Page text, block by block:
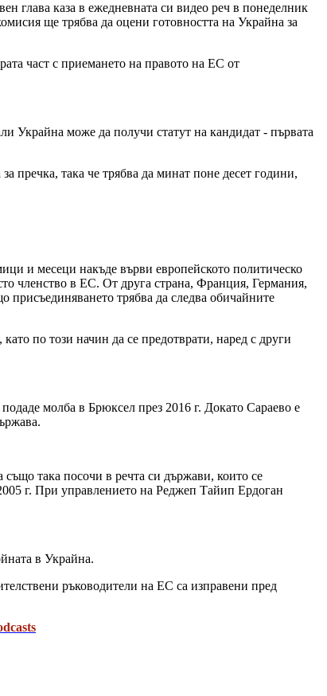
глава каза в ежедневната си видео реч в понеделник
ще трябва да оцени готовността на Украйна за
част с приемането на правото на ЕС от
Украйна може да получи статут на кандидат - първата
пречка, така че трябва да минат поне десет години,
и месеци накъде върви европейското политическо
членство в ЕС. От друга страна, Франция, Германия,
присъединяването трябва да следва обичайните
по този начин да се предотврати, наред с други
молба в Брюксел през 2016 г. Докато Сараево е
така посочи в речта си държави, които се
г. При управлението на Реджеп Тайип Ердоган
в Украйна.
ръководители на ЕС са изправени пред